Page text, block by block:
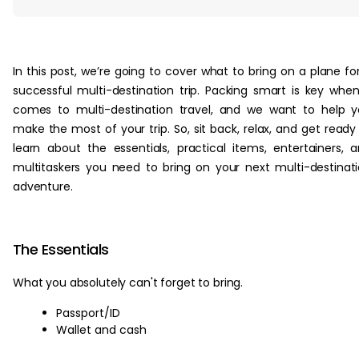
In this post, we’re going to cover what to bring on a plane
successful multi-destination trip. Packing smart is key
comes to multi-destination travel, and we want to help
make the most of your trip. So, sit back, relax, and get
learn about the essentials, practical items, entertainers,
multitaskers you need to bring on your next multi-
adventure.
The Essentials
What you absolutely can't forget to bring.
Passport/ID
Wallet and cash